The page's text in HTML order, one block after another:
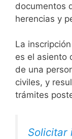
documentos
herencias y
La
es el asiento
de una
civiles, y
trámites
Solicitar